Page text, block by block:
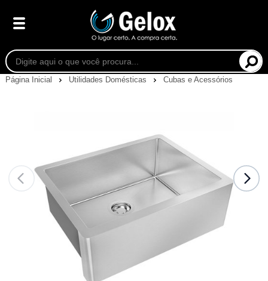
Página Inicial Utilidades Domésticas Cubas e Acessórios